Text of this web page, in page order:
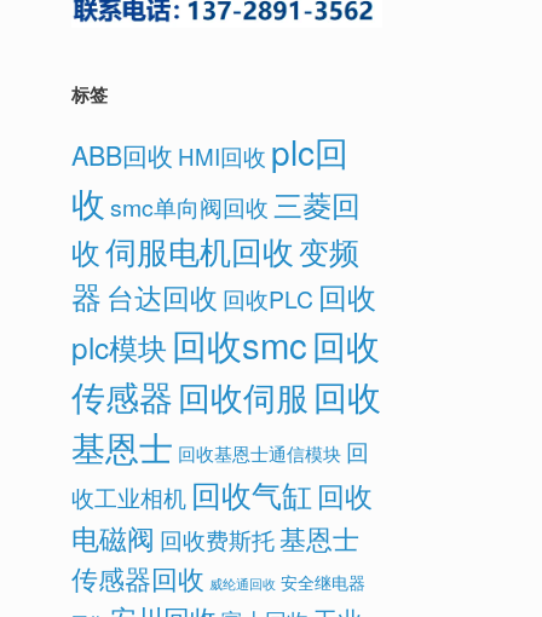
标签
ABB回收 HMI回收 plc回
收 smc单向阀回收三菱回
收伺服电机回收变频
器 台达回收 回收PLC 回收
plc模块 回收smc回收
传感器回收伺服 回收
基恩士 回收基恩士通信模块 回
收工业相机 回收气缸 回收
电磁阀 回收费斯托基恩士
传感器回收 威纶通回收 安全继电器